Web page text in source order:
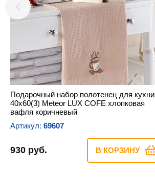
Подарочный набор полотенец для кухни
40х60(3) Meteor LUX COFE хлопковая
вафля коричневый
Артикул: 69607
930 руб. В КОРЗИНУ